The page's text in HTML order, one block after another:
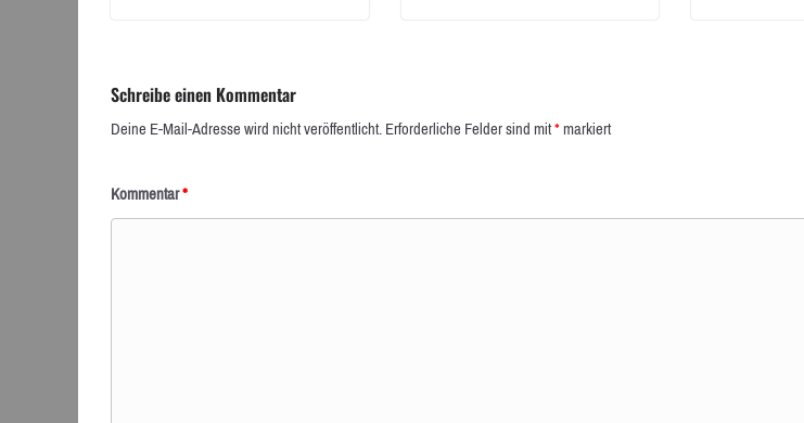
Schreibe einen Kommentar
Deine E-Mail-Adresse wird nicht veröffentlicht.Erforderliche Felder sind mit*markiert
Kommentar*